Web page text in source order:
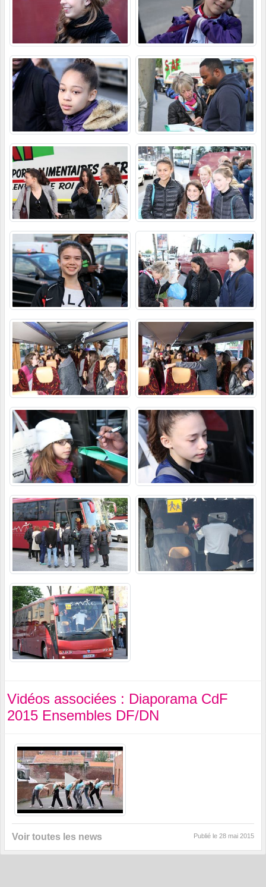
Vidéos associées : Diaporama CdF
2015 Ensembles DF/DN
Voir toutes les news Publié le 28 mai 2015